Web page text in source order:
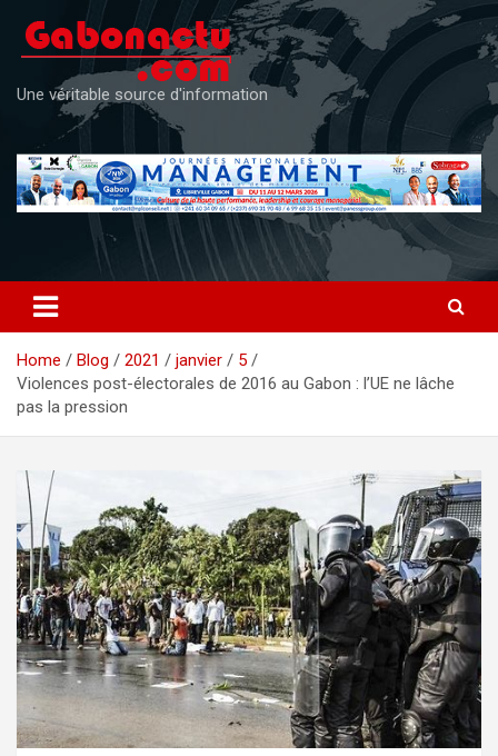
content
Une véritable source d'information
Home Blog 2021 janvier
5
Violences post-électorales de 2016 au Gabon : l’UE ne lâche
pas la pression